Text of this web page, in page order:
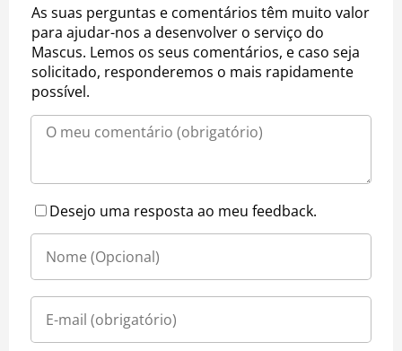
As suas perguntas e comentários têm muito valor
para ajudar-nos a desenvolver o serviço do
Mascus. Lemos os seus comentários, e caso seja
solicitado, responderemos o mais rapidamente
possível.
Desejo uma resposta ao meu feedback.